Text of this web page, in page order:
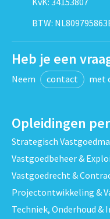
BTW:
Heb je een
Neem contact met
Opleidingen
Strategisch
Vastgoedbeheer &
Vastgoedrecht &
Projectontwikkeling &
Techniek, Onderhoud &